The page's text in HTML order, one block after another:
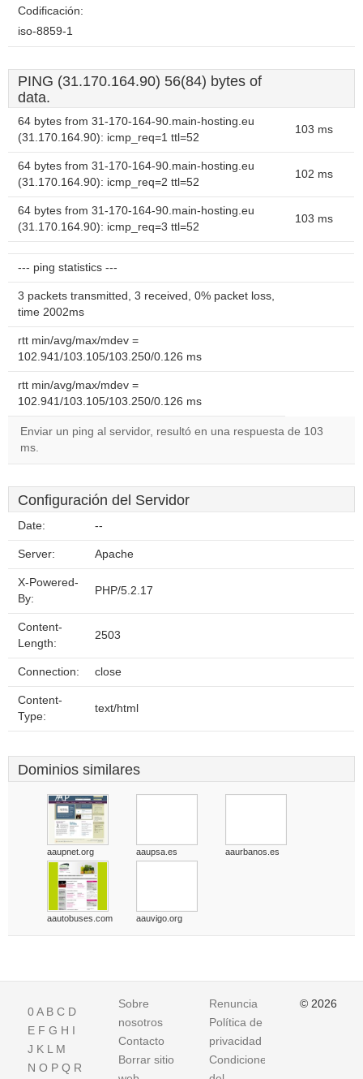
Codificación:
iso-8859-1
PING (31.170.164.90) 56(84) bytes of
data.
64 bytes from 31-170-164-90.main-hosting.eu
(31.170.164.90): icmp_req=1 ttl=52
103 ms
64 bytes from 31-170-164-90.main-hosting.eu
(31.170.164.90): icmp_req=2 ttl=52
102 ms
64 bytes from 31-170-164-90.main-hosting.eu
(31.170.164.90): icmp_req=3 ttl=52
103 ms
--- ping statistics ---
3 packets transmitted, 3 received, 0% packet loss,
time 2002ms
rtt min/avg/max/mdev =
102.941/103.105/103.250/0.126 ms
rtt min/avg/max/mdev =
102.941/103.105/103.250/0.126 ms
Enviar un ping al servidor, resultó en una respuesta de 103
ms.
Configuración del Servidor
Date: --
Server: Apache
X-Powered-
By:
PHP/5.2.17
Content-
Length:
2503
Connection: close
Content-
Type:
text/html
Dominios similares
aaupnet.org aaupsa.es aaurbanos.es
aautobuses.com aauvigo.org
0A B C D
E F G H I
J K L M
N O P Q R
Sobre
nosotros
Contacto
Borrar sitio
Renuncia
Política de
privacidad
Condiciones
© 2026